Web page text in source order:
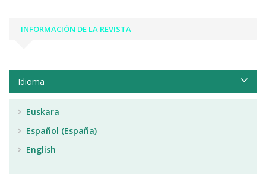
INFORMACIÓN DE LA REVISTA
Idioma
Euskara
Español (España)
English